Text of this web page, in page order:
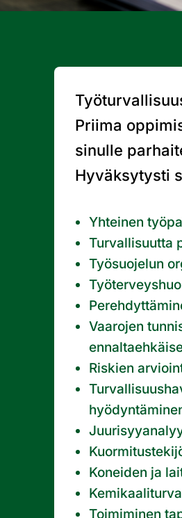
Priima
sinulle
Hyväksytysti
Yhteinen
Turvallisuutta
Työsuojelun
Vaarojen
Riskien
Koneiden ja
Toimiminen